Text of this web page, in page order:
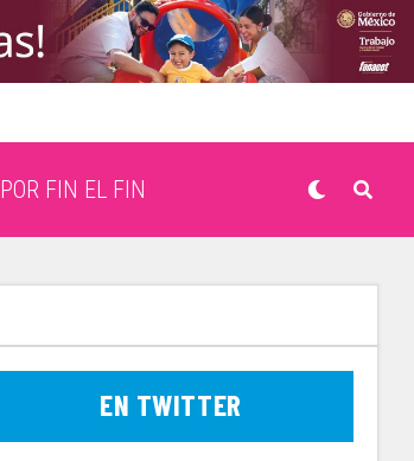
POR FIN EL FIN
EN TWITTER